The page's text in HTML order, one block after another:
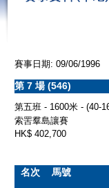
賽事日期: 09/06/1996
第 7 場 (546)
第五班 - 1600米 - (40-
索罟羣島讓賽
HK$ 402,700
名次 馬號